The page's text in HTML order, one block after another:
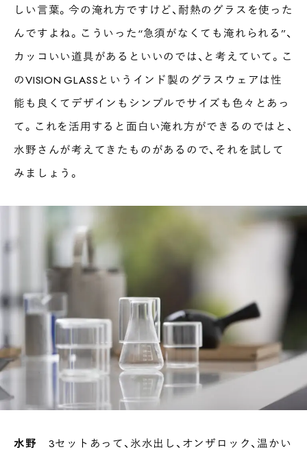
しい言葉。今の淹れ方ですけど、耐熱のグラスを使った
んですよね。こういった“急須がなくても淹れられる”、
カッコいい道具があるといいのでは、と考えていて。こ
のVISION GLASSというインド製のグラスウェアは性
能も良くてデザインもシンプルでサイズも色々とあっ
て。これを活用すると面白い淹れ方ができるのではと、
水野さんが考えてきたものがあるので、それを試して
みましょう。
水野 3セットあって、氷水出し、オンザロック、温かい